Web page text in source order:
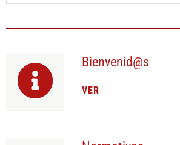
Bienvenid@s
VER